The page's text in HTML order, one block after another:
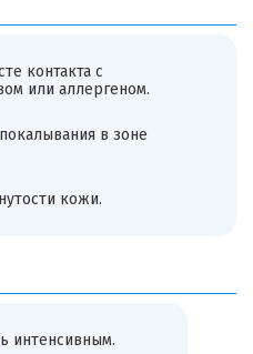
контакта с
или аллергеном.
в зоне
кожи.
интенсивным.